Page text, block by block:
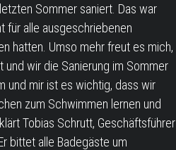
Sommer saniert. Das war
für alle ausgeschriebenen
hatten. Umso mehr freut es mich,
wir die Sanierung im Sommer
und mir ist es wichtig, dass wir
zum Schwimmen lernen und
Tobias Schrutt, Geschäftsführer
bittet alle Badegäste um